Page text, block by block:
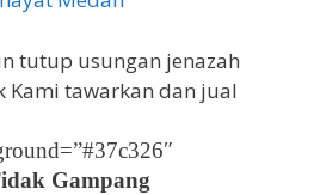
tutup usungan jenazah
Kami tawarkan dan jual
Gampang